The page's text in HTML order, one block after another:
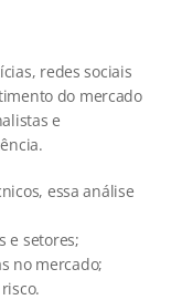
redes sociais
do mercado
e
essa análise
e setores;
no mercado;